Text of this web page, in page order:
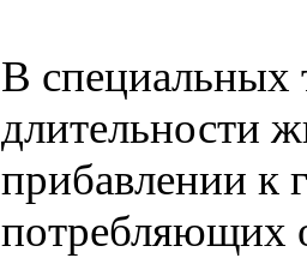
В специальных
длительности
прибавлении к
потребляющих